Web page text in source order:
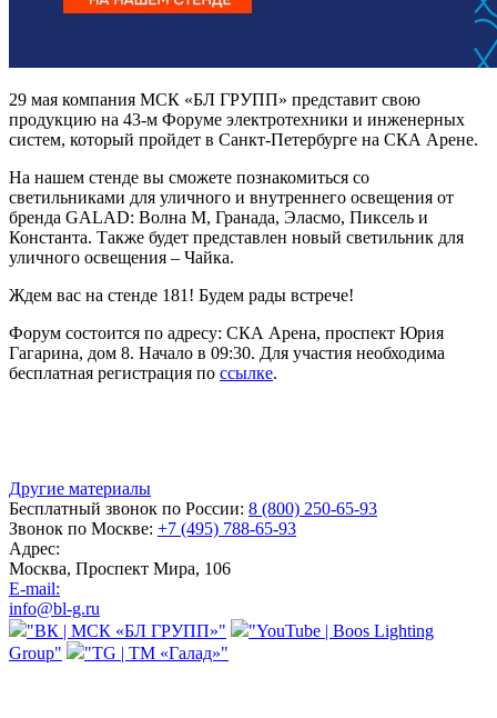
29 мая компания МСК «БЛ ГРУПП» представит свою
продукцию на 43-м Форуме электротехники и инженерных
систем, который пройдет в Санкт-Петербурге на СКА Арене.
На нашем стенде вы сможете познакомиться со
светильниками для уличного и внутреннего освещения от
бренда GALAD: Волна М, Гранада, Эласмо, Пиксель и
Константа. Также будет представлен новый светильник для
уличного освещения – Чайка.
Ждем вас на стенде 181! Будем рады встрече!
Форум состоится по адресу: СКА Арена, проспект Юрия
Гагарина, дом 8. Начало в 09:30. Для участия необходима
бесплатная регистрация по ссылке.
Другие материалы
Бесплатный звонок по России: 8 (800) 250-65-93
Звонок по Москве: +7 (495) 788-65-93
Адрес:
Москва, Проспект Мира, 106
E-mail:
info@bl-g.ru
"ВК | МСК «БЛ ГРУПП»"
"YouTube | Boos Lighting
Group"
"TG | ТМ «Галад»"